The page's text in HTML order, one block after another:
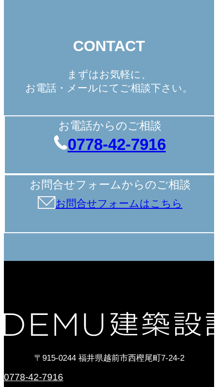
CONTACT
まずはお気軽に、
お電話・メールにてご相談下さい。
お電話からのご相談
0778-42-7916
お問合せフォームからのご相談
お問合せフォームはこちら
〒915-0244 福井県越前市西樫尾町7-24-2
0778-42-7916